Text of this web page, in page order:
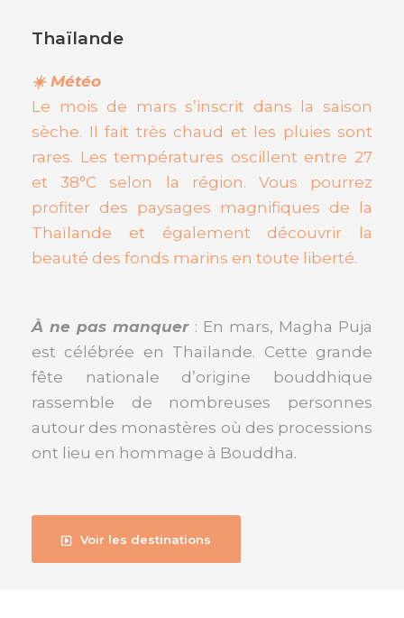
Thaïlande
☀️ Météo
Le mois de mars s’inscrit dans la saison
sèche. Il fait très chaud et les pluies sont
rares. Les températures oscillent entre 27
et 38°C selon la région. Vous pourrez
profiter des paysages magnifiques de la
Thaïlande et également découvrir la
beauté des fonds marins en toute liberté.
À ne pas manquer : En mars, Magha Puja
est célébrée en Thaïlande. Cette grande
fête nationale d’origine bouddhique
rassemble de nombreuses personnes
autour des monastères où des processions
ont lieu en hommage à Bouddha.
Voir les destinations